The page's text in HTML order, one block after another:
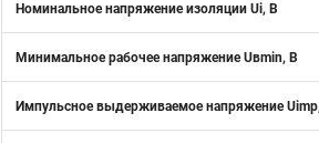
Номинальное напряжение изоляции Ui, В
Минимальное рабочее напряжение Uвmin, B
Импульсное выдерживаемое напряжение